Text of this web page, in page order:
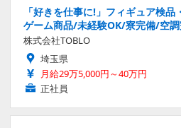
「好きを仕事に!」フィギュア検
ゲーム商品/未経験OK/寮完備/空
株式会社TOBLO
埼玉県
月給29万5,000円～40万円
正社員